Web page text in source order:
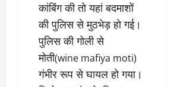
कांबिंग की तो यहां बदमाशों
की पुलिस से मुठभेड़ हो गई।
पुलिस की गोली से
मोती(wine mafiya moti)
गंभीर रूप से घायल हो गया।